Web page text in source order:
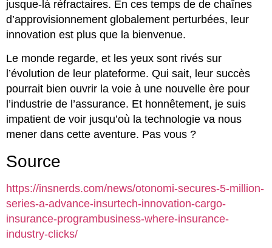
jusque-là réfractaires. En ces temps de de chaînes
d’approvisionnement globalement perturbées, leur
innovation est plus que la bienvenue.
Le monde regarde, et les yeux sont rivés sur
l’évolution de leur plateforme. Qui sait, leur succès
pourrait bien ouvrir la voie à une nouvelle ère pour
l’industrie de l’assurance. Et honnêtement, je suis
impatient de voir jusqu’où la technologie va nous
mener dans cette aventure. Pas vous ?
Source
https://insnerds.com/news/otonomi-secures-5-million-
series-a-advance-insurtech-innovation-cargo-
insurance-programbusiness-where-insurance-
industry-clicks/